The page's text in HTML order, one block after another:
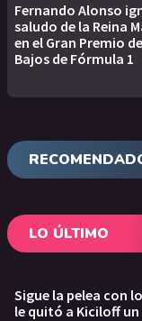
Fernando Alonso
saludo de la Reina
en el Gran Premio
Bajos de Fórmula 1
LO ÚLTIMO
Sigue la pelea con
le quitó a Kiciloff